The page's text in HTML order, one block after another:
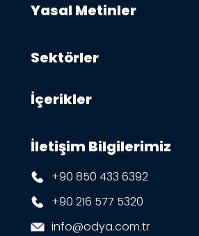
Yasal Metinler
Sektörler
İçerikler
İletişim Bilgilerimiz
+90 850 433 6392
+90 216 577 5320
info@odya.com.tr